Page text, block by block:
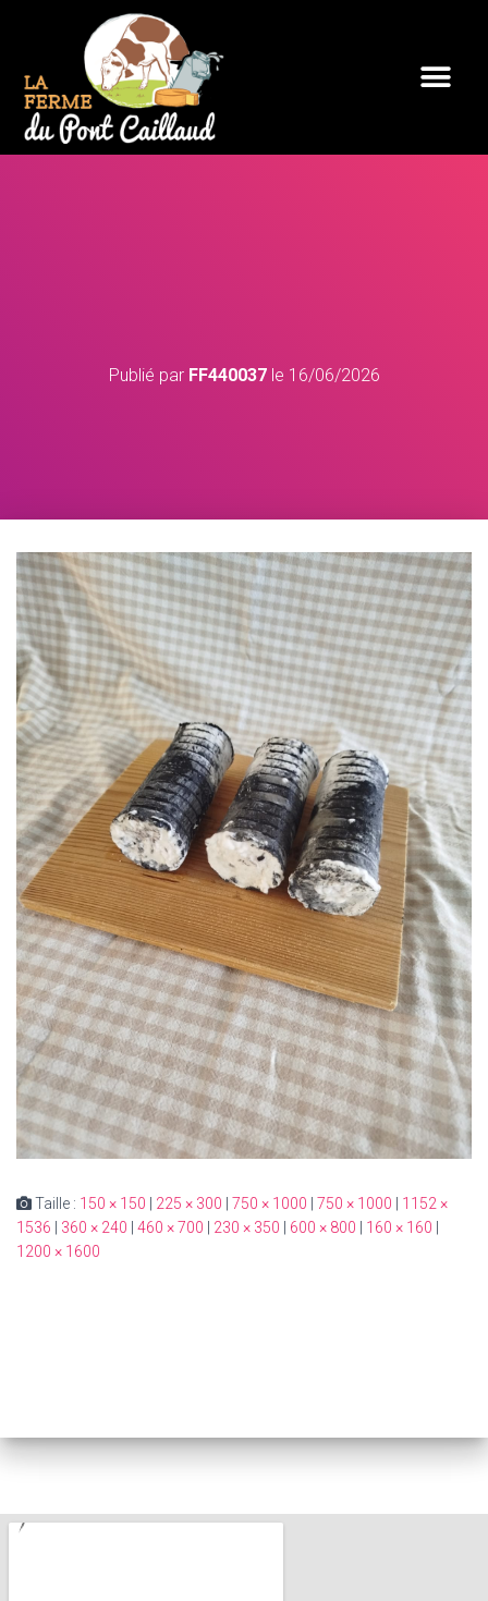
Publié par FF440037le 16/06/2026
Taille : 150 × 150 225 × 300 750 × 1000 750 × 1000
1152 ×
1536
360 × 240 460 × 700 230 × 350 600 × 800 160 × 160
1200 × 1600